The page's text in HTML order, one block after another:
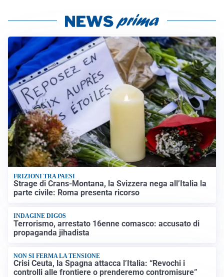
FRIZIONI TRA PAESI
Strage di Crans-Montana, la Svizzera nega all’Italia la
parte civile: Roma presenta ricorso
INDAGINE DIGOS
Terrorismo, arrestato 16enne comasco: accusato di
propaganda jihadista
NON SI FERMA LA TENSIONE
Crisi Ceuta, la Spagna attacca l’Italia: “Revochi i
controlli alle frontiere o prenderemo contromisure”